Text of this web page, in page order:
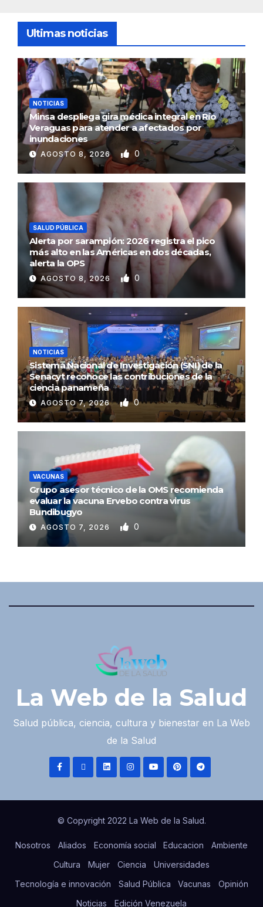
Ultimas noticias
NOTICIAS
Minsa despliega gira médica integral en Río
Veraguas para atender a afectados por
inundaciones
AGOSTO 8, 2026 0
SALUD PÚBLICA
Alerta por sarampión: 2026 registra el pico
más alto en las Américas en dos décadas,
alerta la OPS
AGOSTO 8, 2026 0
NOTICIAS
Sistema Nacional de Investigación (SNI) de la
Senacyt reconoce las contribuciones de la
ciencia panameña
AGOSTO 7, 2026 0
VACUNAS
Grupo asesor técnico de la OMS recomienda
evaluar la vacuna Ervebo contra virus
Bundibugyo
AGOSTO 7, 2026 0
La Web de la Salud
Salud pública, ciencia, cultura y bienestar en La Web
de la Salud
© Copyright 2022 La Web de la Salud.
Nosotros Aliados Economía social Educacion
Ambiente
Cultura
Mujer Ciencia
Universidades
Tecnología e innovación
Salud Pública Vacunas
Opinión
Noticias
Edición Venezuela